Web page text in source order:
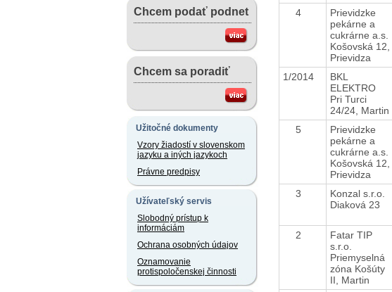
Chcem podať podnet
Chcem sa poradiť
Užitočné dokumenty
Vzory žiadostí v slovenskom
jazyku a iných jazykoch
Právne predpisy
Užívateľský servis
Slobodný prístup k
informáciám
Ochrana osobných údajov
Oznamovanie
protispoločenskej činnosti
4
Prievidzke
pekárne a
cukrárne a.s.
Košovská 12,
Prievidza
1/2014
BKL
ELEKTRO
Pri Turci
24/24, Martin
5
Prievidzke
pekárne a
cukrárne a.s.
Košovská 12,
Prievidza
3
Konzal s.r.o.
Diaková 23
2
Fatar TIP
s.r.o.
Priemyselná
zóna Košúty
II, Martin